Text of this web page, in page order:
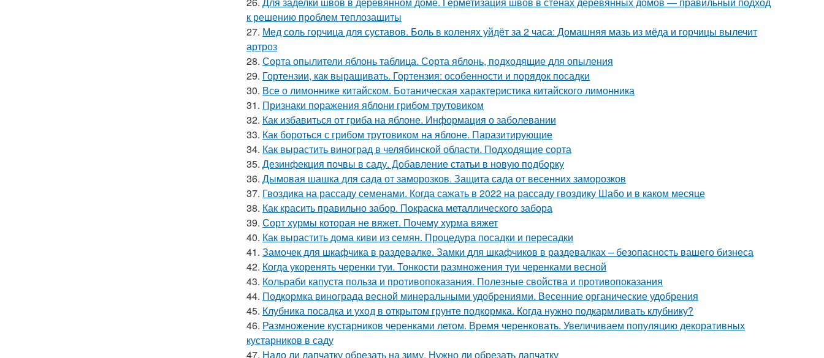
к решению проблем теплозащиты
27. Мед соль горчица для суставов. Боль в коленях уйдёт за 2 часа: Домашняя мазь из мёда и горчицы вылечит
артроз
28. Сорта опылители яблонь таблица. Сорта яблонь, подходящие для опыления
29. Гортензии, как выращивать. Гортензия: особенности и порядок посадки
30. Все о лимоннике китайском. Ботаническая характеристика китайского лимонника
31. Признаки поражения яблони грибом трутовиком
32. Как избавиться от гриба на яблоне. Информация о заболевании
33. Как бороться с грибом трутовиком на яблоне. Паразитирующие
34. Как вырастить виноград в челябинской области. Подходящие сорта
35. Дезинфекция почвы в саду. Добавление статьи в новую подборку
36. Дымовая шашка для сада от заморозков. Защита сада от весенних заморозков
37. Гвоздика на рассаду семенами. Когда сажать в 2022 на рассаду гвоздику Шабо и в каком месяце
38. Как красить правильно забор. Покраска металлического забора
39. Сорт хурмы которая не вяжет. Почему хурма вяжет
40. Как вырастить дома киви из семян. Процедура посадки и пересадки
41. Замочек для шкафчика в раздевалке. Замки для шкафчиков в раздевалках – безопасность вашего бизнеса
42. Когда укоренять черенки туи. Тонкости размножения туи черенками весной
43. Кольраби капуста польза и противопоказания. Полезные свойства и противопоказания
44. Подкормка винограда весной минеральными удобрениями. Весенние органические удобрения
45. Клубника посадка и уход в открытом грунте подкормка. Когда нужно подкармливать клубнику?
46. Размножение кустарников черенками летом. Время черенковать. Увеличиваем популяцию декоративных
кустарников в саду
47. Надо ли лапчатку обрезать на зиму. Нужно ли обрезать лапчатку